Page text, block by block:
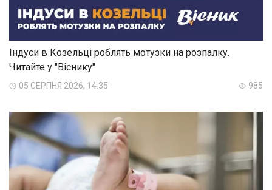
Індуси в Козельці роблять мотузки на розпалку.
Читайте у "Віснику"
05 СЕРПНЯ 2026, 14:35 985